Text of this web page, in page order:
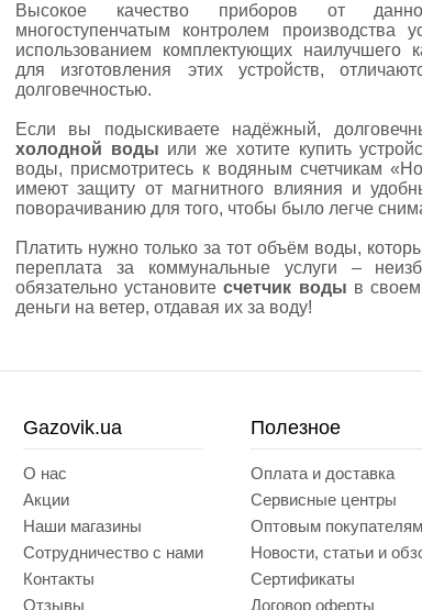
Высокое качество приборов от
многоступенчатым контролем производства
использованием комплектующих наилучшего
для изготовления этих устройств,
долговечностью.
Если вы подыскиваете надёжный,
холодной воды или же хотите купить
воды, присмотритесь к водяным счетчикам
имеют защиту от магнитного влияния и
поворачиванию для того, чтобы было легче
Платить нужно только за тот объём воды,
переплата за коммунальные услуги –
обязательно установитесчетчик воды в
деньги на ветер, отдавая их за воду!
Gazovik.ua
О нас
Акции
Наши магазины
Сотрудничество с нами
Контакты
Отзывы
Полезное
Оплата и доставка
Сервисные центры
Оптовым покупателям
Новости, статьи и
Сертификаты
Договор оферты